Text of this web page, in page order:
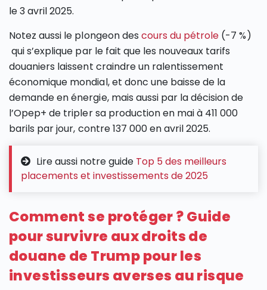
le 3 avril 2025.
Notez aussi le plongeon des cours du pétrole (-7 %)
qui s’explique par le fait que les nouveaux tarifs
douaniers laissent craindre un ralentissement
économique mondial, et donc une baisse de la
demande en énergie, mais aussi par la décision de
l’Opep+ de tripler sa production en mai à 411 000
barils par jour, contre 137 000 en avril 2025.
Lire aussi notre guide Top 5 des meilleurs
placements et investissements de 2025
Comment se protéger ? Guide
pour survivre aux droits de
douane de Trump pour les
investisseurs averses au risque